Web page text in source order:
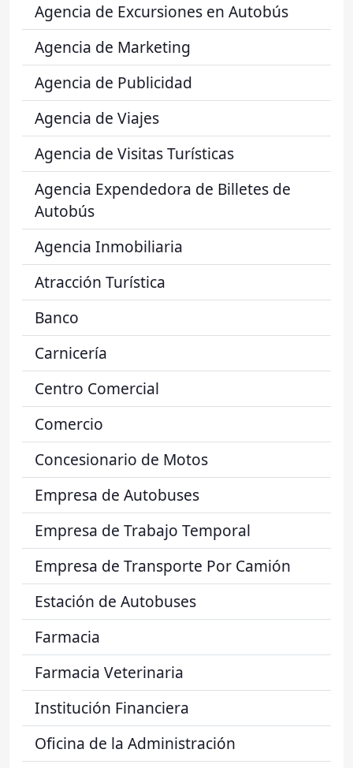
Agencia de Excursiones en Autobús
Agencia de Marketing
Agencia de Publicidad
Agencia de Viajes
Agencia de Visitas Turísticas
Agencia Expendedora de Billetes de
Autobús
Agencia Inmobiliaria
Atracción Turística
Banco
Carnicería
Centro Comercial
Comercio
Concesionario de Motos
Empresa de Autobuses
Empresa de Trabajo Temporal
Empresa de Transporte Por Camión
Estación de Autobuses
Farmacia
Farmacia Veterinaria
Institución Financiera
Oficina de la Administración